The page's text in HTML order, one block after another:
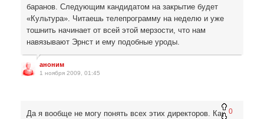
баранов. Следующим кандидатом на закрытие будет
«Культура». Читаешь телепрограмму на неделю и уже
тошнить начинает от всей этой мерзости, что нам
навязывают Эрнст и ему подобные уроды.
аноним
1 ноября 2009, 01:45
0
Да я вообще не могу понять всех этих директоров. Как